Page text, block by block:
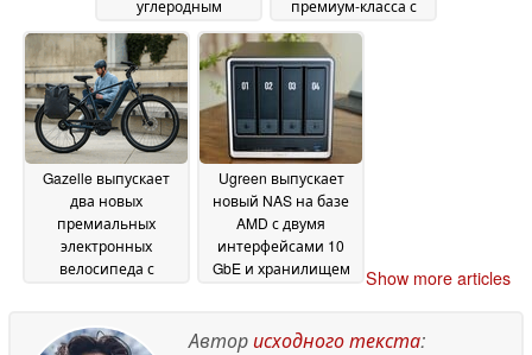
углеродным
Gates и GPS
19 June
2026
премиум-класса с
аккумулятором
емкостью 840 Вт·ч
June 2026
Gazelle выпускает
два новых
премиальных
электронных
велосипеда с
Sport10 June 2026
Ugreen выпускает
новый NAS на базе
AMD с двумя
интерфейсами 10
GbE и хранилищем
Show more articles
Авторисходного текста: